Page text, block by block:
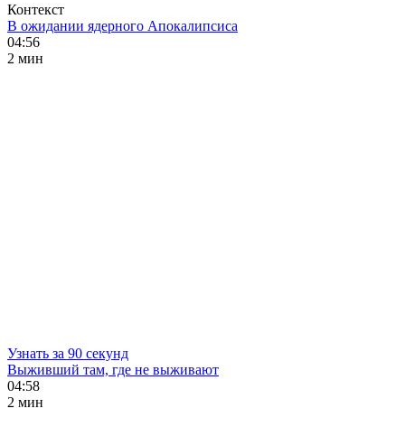
Контекст
В ожидании ядерного Апокалипсиса
04:56
2 мин
Узнать за 90 секунд
Выживший там, где не выживают
04:58
2 мин